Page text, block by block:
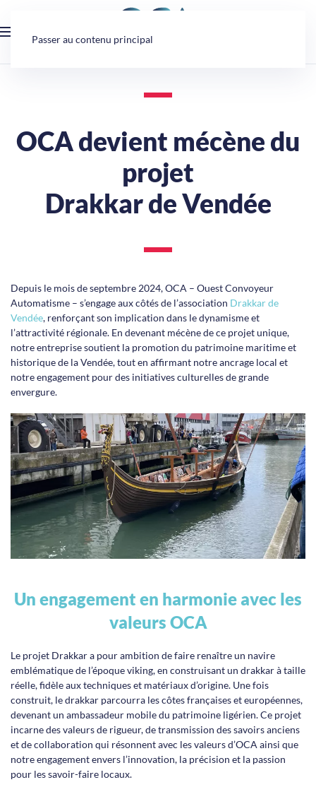
Passer au contenu principal
OCA devient mécène du
projet
Drakkar de Vendée
Depuis le mois de septembre 2024, OCA – Ouest Convoyeur
Automatisme – s’engage aux côtés de l’association Drakkar de
Vendée, renforçant son implication dans le dynamisme et
l’attractivité régionale. En devenant mécène de ce projet unique,
notre entreprise soutient la promotion du patrimoine maritime et
historique de la Vendée, tout en affirmant notre ancrage local et
notre engagement pour des initiatives culturelles de grande
envergure.
Un engagement en harmonie avec les
valeurs OCA
Le projet Drakkar a pour ambition de faire renaître un navire
emblématique de l’époque viking, en construisant un drakkar à taille
réelle, fidèle aux techniques et matériaux d’origine. Une fois
construit, le drakkar parcourra les côtes françaises et européennes,
devenant un ambassadeur mobile du patrimoine ligérien. Ce projet
incarne des valeurs de rigueur, de transmission des savoirs anciens
et de collaboration qui résonnent avec les valeurs d’OCA ainsi que
notre engagement envers l’innovation, la précision et la passion
pour les savoir-faire locaux.
Panneau de gestion des cookies